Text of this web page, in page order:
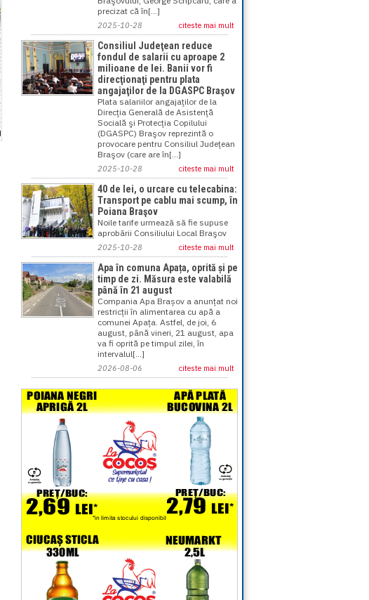
precizat că în[...]
2025-10-28 citeste mai mult
Consiliul Judeţean reduce
fondul de salarii cu aproape 2
milioane de lei. Banii vor fi
direcţionaţi pentru plata
angajaţilor de la DGASPC Braşov
Plata salariilor angajaţilor de la
Direcţia Generală de Asistenţă
Socială şi Protecţia Copilului
(DGASPC) Braşov reprezintă o
provocare pentru Consiliul Judeţean
Braşov (care are în[...]
2025-10-28 citeste mai mult
40 de lei, o urcare cu telecabina:
Transport pe cablu mai scump, în
Poiana Braşov
Noile tarife urmeazã sã fie supuse
aprobãrii Consiliului Local Braşov
2025-10-28 citeste mai mult
Apa în comuna Apața, oprită și pe
timp de zi. Măsura este valabilă
până în 21 august
Compania Apa Brașov a anunțat noi
restricții în alimentarea cu apă a
comunei Apața. Astfel, de joi, 6
august, până vineri, 21 august, apa
va fi oprită pe timpul zilei, în
intervalul[...]
2026-08-06 citeste mai mult